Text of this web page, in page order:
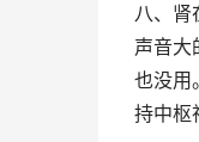
八、肾
声音大
也没用
持中枢